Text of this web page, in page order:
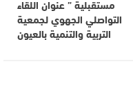
مستقبلية ” عنوان اللقاء
التواصلي الجهوي لجمعية
التربية والتنمية بالعيون